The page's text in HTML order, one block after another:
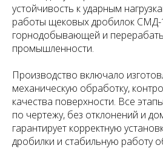
устойчивость к ударным
работы щековых дробилок СМД-
горнодобывающей и
промышленности.
Производство включало
механическую обработку,
качества поверхности. Все
по чертежу, без отклонений и
гарантирует корректную
дробилки и стабильную работу